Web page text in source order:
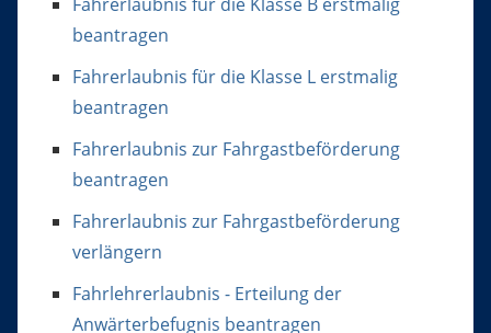
beantragen
Fahrerlaubnis für die Klasse L erstmalig
beantragen
Fahrerlaubnis zur Fahrgastbeförderung
beantragen
Fahrerlaubnis zur Fahrgastbeförderung
verlängern
Fahrlehrerlaubnis - Erteilung der
Anwärterbefugnis beantragen